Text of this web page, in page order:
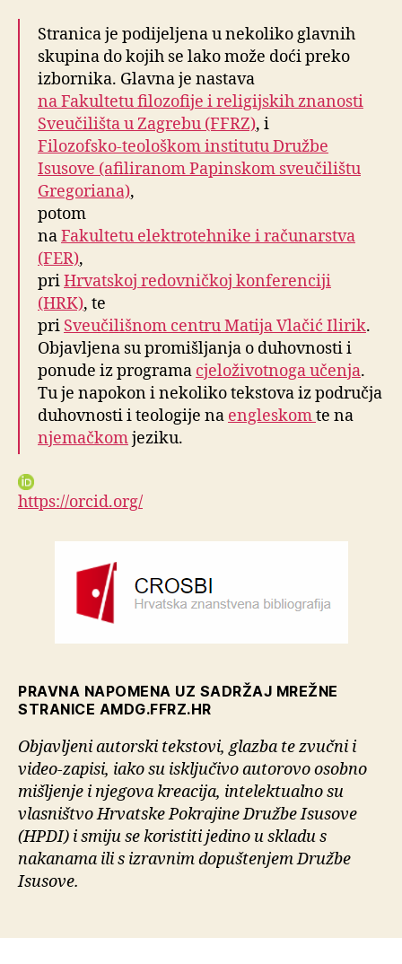
Stranica je podijeljena u nekoliko glavnih
skupina do kojih se lako može doći preko
izbornika. Glavna je nastava
na Fakultetu filozofije i religijskih znanosti
Sveučilišta u Zagrebu (FFRZ), i
Filozofsko-teološkom institutu Družbe
Isusove (afiliranom Papinskom sveučilištu
Gregoriana),
potom
naFakultetu elektrotehnike i računarstva
(FER),
priHrvatskoj redovničkoj konferenciji
(HRK), te
pri Sveučilišnom centru Matija Vlačić Ilirik.
Objavljena su promišljanja o duhovnosti i
ponude iz programa cjeloživotnoga učenja.
Tu je napokon i nekoliko tekstova iz područja
duhovnosti i teologije na engleskomte na
njemačkomjeziku.
https://orcid.org/
PRAVNA NAPOMENA UZ SADRŽAJ MREŽNE
STRANICE AMDG.FFRZ.HR
Objavljeni autorski tekstovi, glazba te zvučni i
video-zapisi, iako su isključivo autorovo osobno
mišljenje i njegova kreacija, intelektualno su
vlasništvo Hrvatske Pokrajine Družbe Isusove
(HPDI) i smiju se koristiti jedino u skladu s
nakanama ili s izravnim dopuštenjem Družbe
Isusove.